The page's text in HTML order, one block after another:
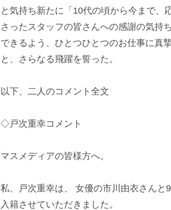
と気持ち新たに「10代の頃から今まで、
さったスタッフの皆さんへの感謝の気持
できるよう、ひとつひとつのお仕事に真
と、さらなる飛躍を誓った。
以下、二人のコメント全文
◇戸次重幸コメント
マスメディアの皆様方へ。
私、戸次重幸は、 女優の市川由衣さんと
入籍させていただきました。